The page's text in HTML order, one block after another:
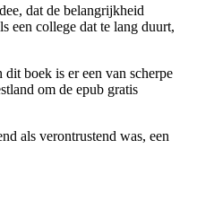
dat de belangrijkheid
een college dat te lang duurt,
boek is er een van scherpe
om de epub gratis
als verontrustend was, een